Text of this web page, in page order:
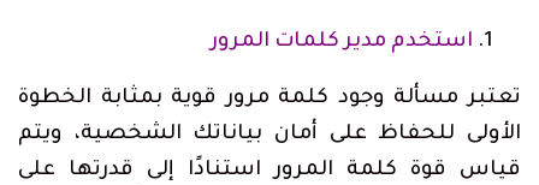
استخدم مدير كلمات المرور
تعتبر مسألة وجود كلمة مرور قوية بمثابة الخطوة
الأولى للحفاظ على أمان بياناتك الشخصية، ويتم
قياس قوة كلمة المرور استنادًا إلى قدرتها على